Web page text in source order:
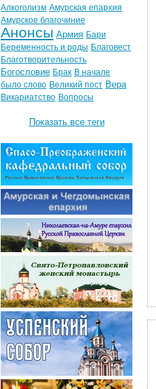
Алкоголизм Амурская епархия
Амурское благочиние
Анонсы Армия Бари
Беременность и роды Благовест
Благотворительность
Богословие Брак В начале
было слово Великий пост Вера
Викариатство Вопросы
Показать все теги